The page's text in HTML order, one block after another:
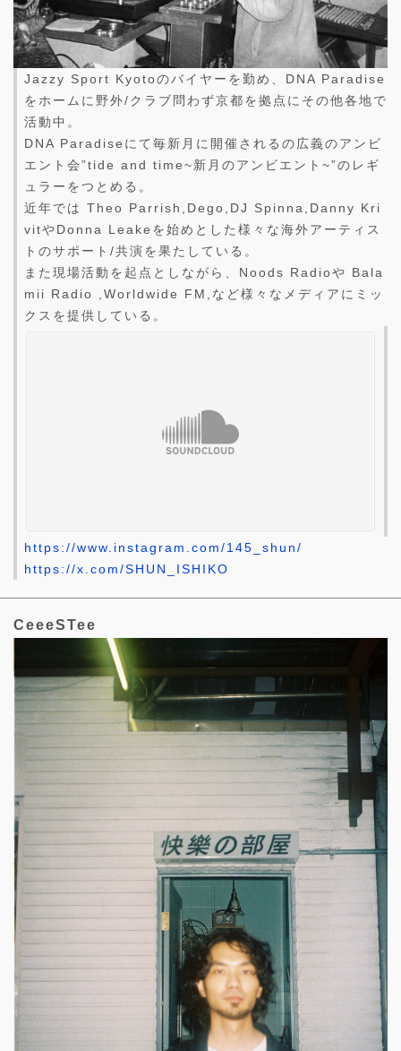
Jazzy Sport Kyotoのバイヤーを勤め、DNA Paradise
をホームに野外/クラブ問わず京都を拠点にその他各地で
活動中。
DNA Paradiseにて毎新月に開催されるの広義のアンビ
エント会”tide and time~新月のアンビエント~”のレギ
ュラーをつとめる。
近年では Theo Parrish,Dego,DJ Spinna,Danny Kri
vitやDonna Leakeを始めとした様々な海外アーティス
トのサポート/共演を果たしている。
また現場活動を起点としながら、Noods Radioや Bala
mii Radio ,Worldwide FM,など様々なメディアにミッ
クスを提供している。
https://www.instagram.com/145_shun/
https://x.com/SHUN_ISHIKO
CeeeSTee